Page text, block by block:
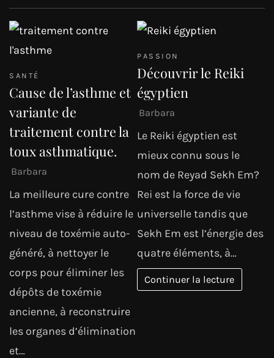
SANTÉ
Cause de l’asthme et
variante de
traitement contre la
toux asthmatique.
Barbara
La meilleure cure contre
l’asthme vise à réduire le
niveau de toxémie auto-
généré, à nettoyer le
corps pour éliminer les
dépôts de toxémie
ancienne, à reconstruire
les organes d’élimination
et…
PASSION
Découvrir le Reiki
égyptien
Barbara
Le Reiki égyptien est
mieux connu sous le
nom de Reyad Sekh Em?
Rei est la force de vie
universelle tandis que
Sekh Em est l’énergie des
quatre éléments, à…
Continuer la lecture